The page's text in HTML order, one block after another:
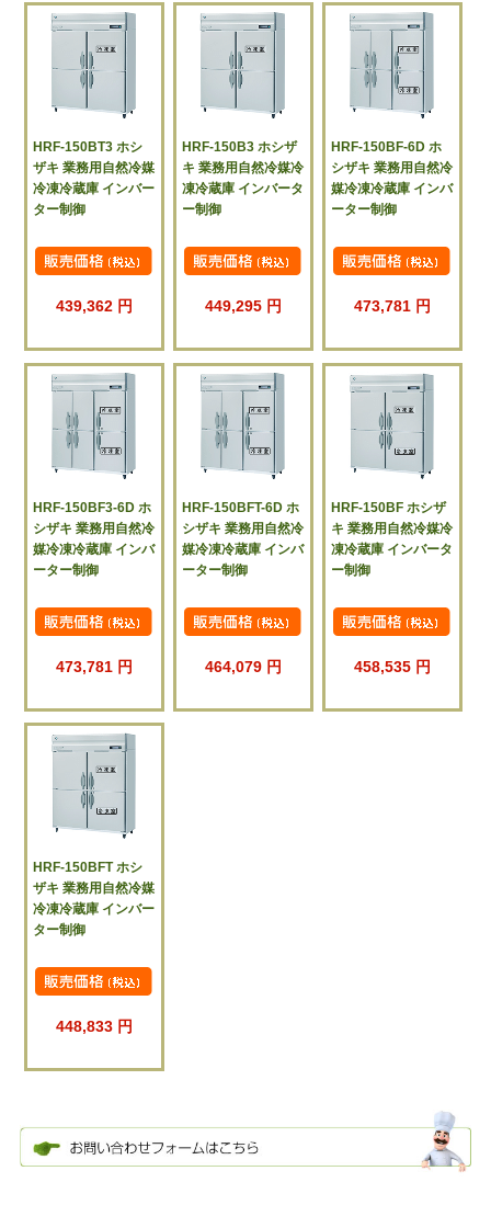
HRF-150BT3 ホシ
ザキ 業務用自然冷媒
冷凍冷蔵庫 インバー
ター制御
439,362 円
HRF-150B3 ホシザ
キ 業務用自然冷媒冷
凍冷蔵庫 インバータ
ー制御
449,295 円
HRF-150BF-6D ホ
シザキ 業務用自然冷
媒冷凍冷蔵庫 インバ
ーター制御
473,781 円
HRF-150BF3-6D ホ
シザキ 業務用自然冷
媒冷凍冷蔵庫 インバ
ーター制御
473,781 円
HRF-150BFT-6D ホ
シザキ 業務用自然冷
媒冷凍冷蔵庫 インバ
ーター制御
464,079 円
HRF-150BF ホシザ
キ 業務用自然冷媒冷
凍冷蔵庫 インバータ
ー制御
458,535 円
HRF-150BFT ホシ
ザキ 業務用自然冷媒
冷凍冷蔵庫 インバー
ター制御
448,833 円